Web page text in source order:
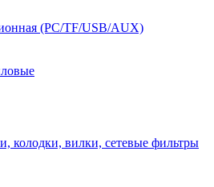
(PC/TF/USB/AUX)
колодки, вилки, сетевые фильтры